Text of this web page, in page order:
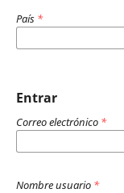
País *
Entrar
Correo electrónico *
Nombre usuario *